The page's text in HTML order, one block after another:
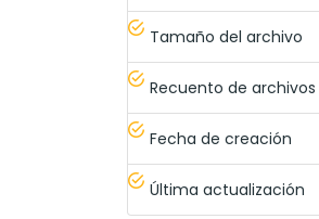
Tamaño del archivo
Recuento de archivos
Fecha de creación
Última actualización